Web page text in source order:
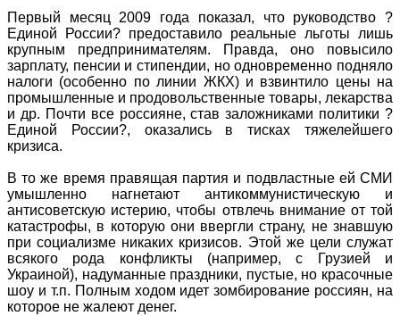
Первый месяц 2009 года показал, что руководство ?
Единой России? предоставило реальные льготы лишь
крупным предпринимателям. Правда, оно повысило
зарплату, пенсии и стипендии, но одновременно подняло
налоги (особенно по линии ЖКХ) и взвинтило цены на
промышленные и продовольственные товары, лекарства
и др. Почти все россияне, став заложниками политики ?
Единой России?, оказались в тисках тяжелейшего
кризиса.
В то же время правящая партия и подвластные ей СМИ
умышленно нагнетают антикоммунистическую и
антисоветскую истерию, чтобы отвлечь внимание от той
катастрофы, в которую они ввергли страну, не знавшую
при социализме никаких кризисов. Этой же цели служат
всякого рода конфликты (например, с Грузией и
Украиной), надуманные праздники, пустые, но красочные
шоу и т.п. Полным ходом идет зомбирование россиян, на
которое не жалеют денег.